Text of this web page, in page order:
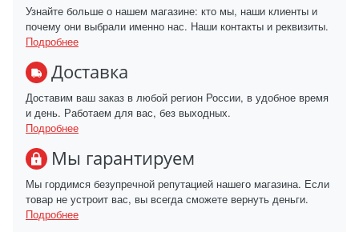
Узнайте больше о нашем магазине: кто мы, наши клиенты и
почему они выбрали именно нас. Наши контакты и реквизиты.
Подробнее
Доставка
Доставим ваш заказ в любой регион России, в удобное время
и день. Работаем для вас, без выходных.
Подробнее
Мы гарантируем
Мы гордимся безупречной репутацией нашего магазина. Если
товар не устроит вас, вы всегда сможете вернуть деньги.
Подробнее